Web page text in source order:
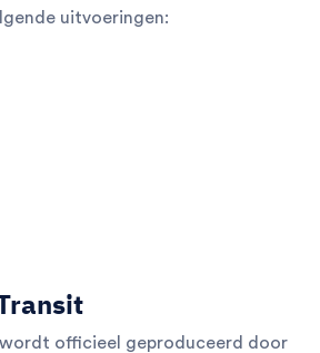
uitvoeringen:
officieel geproduceerd door